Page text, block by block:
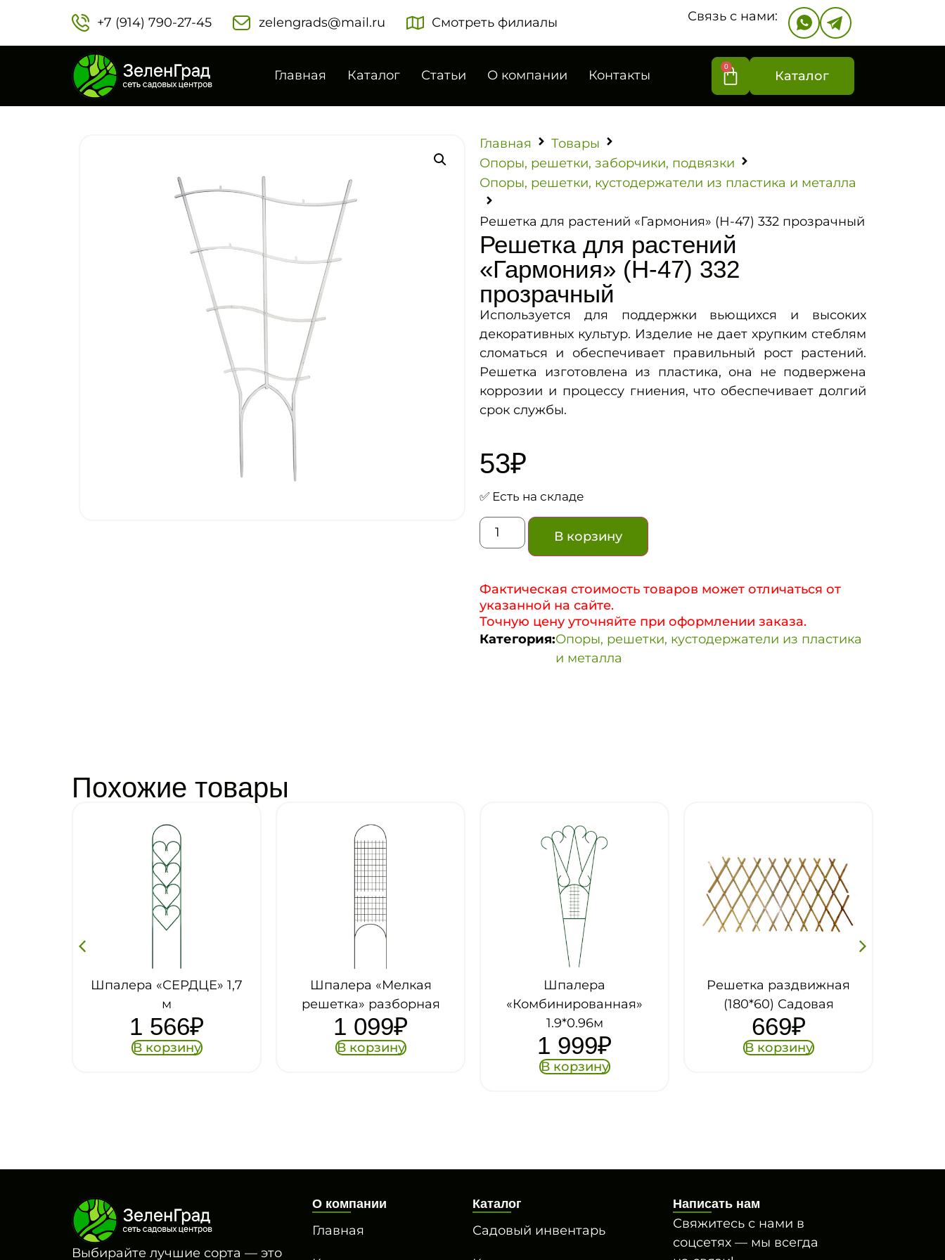
+7 (914) 790-27-45‬ zelengrads@mail.ru Смотреть филиалы Связь с нами:
Главная Каталог Статьи О компании Контакты
0
Каталог
Главная
Товары
Опоры, решетки, заборчики, подвязки
Опоры, решетки, кустодержатели из пластика и металла
Решетка для растений «Гармония» (Н-47) 332 прозрачный
Решетка для растений
«Гармония» (Н-47) 332
прозрачный
Используется для поддержки вьющихся и высоких
декоративных культур. Изделие не дает хрупким стеблям
сломаться и обеспечивает правильный рост растений.
Решетка изготовлена из пластика, она не подвержена
коррозии и процессу гниения, что обеспечивает долгий
срок службы.
53₽
✅ Есть на складе
В корзину
Фактическая стоимость товаров может отличаться от
указанной на сайте.
Точную цену уточняйте при оформлении заказа.
Категория:Опоры, решетки, кустодержатели из пластика
и металла
Похожие товары
Шпалера «Мелкая
решетка» разборная
1 099
В корзину
Шпалера
«Комбинированная»
1.9*0.96м
1 999
Решетка раздвижная
(180*60) Садовая
669
В корзину
Решетка раздвижная
(150*100см) — 321 белая
529
В корзину
Выбирайте лучшие сорта — это
О компании
Главная
Каталог
Садовый инвентарь
Написать нам
Свяжитесь с нами в
соцсетях — мы всегда